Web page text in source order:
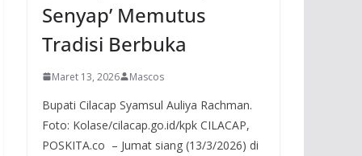
Senyap’ Memutus
Tradisi Berbuka
Maret 13, 2026 Mascos
Bupati Cilacap Syamsul Auliya Rachman.
Foto: Kolase/cilacap.go.id/kpk CILACAP,
POSKITA.co – Jumat siang (13/3/2026) di